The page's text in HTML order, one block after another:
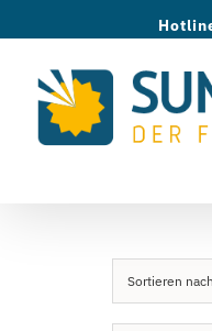
springen
Sortieren nach